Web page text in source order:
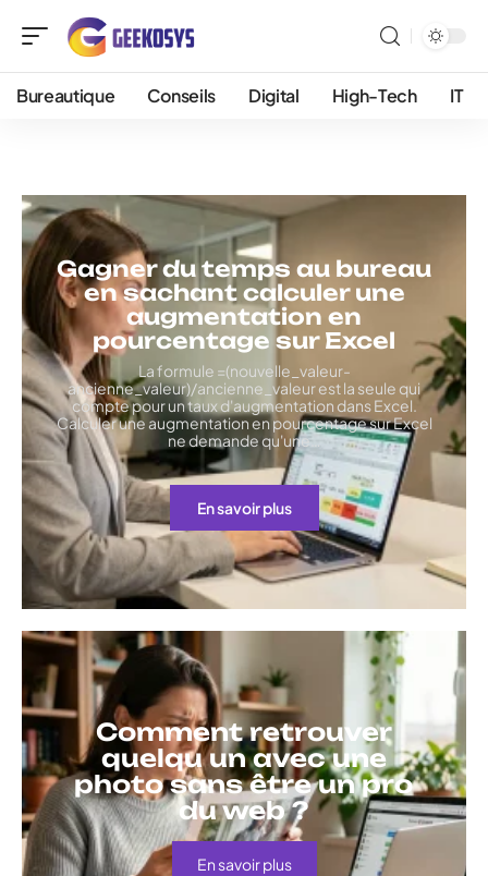
Bureautique Conseils Digital High-Tech IT
Gagner du temps au bureau
en sachant calculer une
augmentation en
pourcentage sur Excel
La formule =(nouvelle_valeur-
ancienne_valeur)/ancienne_valeur est la seule qui
compte pour un taux d'augmentation dans Excel.
Calculer une augmentation en pourcentage sur Excel
ne demande qu'une…
En savoir plus
Comment retrouver
quelqu un avec une
photo sans être un pro
du web ?
En savoir plus